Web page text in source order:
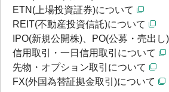
ETN(上場投資証券)について
REIT(不動産投資信託)について
IPO(新規公開株)、PO(公募・売出し
信用取引・一日信用取引について
先物・オプション取引について
FX(外国為替証拠金取引)について